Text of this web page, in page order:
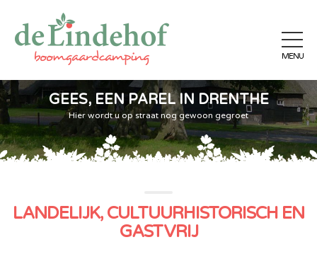
GEES, EEN PAREL IN DRENTHE
Hier wordt u op straat nog gewoon gegroet
LANDELIJK, CULTUURHISTORISCH EN
GASTVRIJ